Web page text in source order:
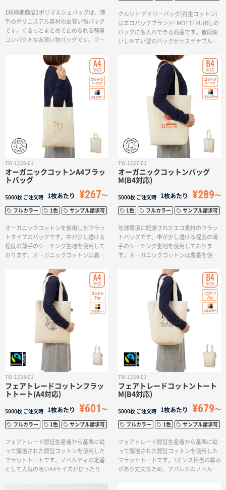
データ入稿ガイド
再注文について
よくあるご質問
名入れグループサイト
【短納期商品】ポリマルシェバッグは、薄
手のポリエステル素材のお買い物バッグ
です。くるっとまとめて止められる軽量
コンパクトなお買い物バッグです。フル
リジナルノベルティにおすすめです。デ
ザインの確定から約2週間でお届けいたし
クルリト デイリーバッグ(再生コットン)
はエコバッグブランド「MOTTERU(R)」の
バッグに名入れできる商品です。普段使
いしやすい型のバッグがサステナブルな
Tシャツなどの縫製品を生産する工程で
出た本来廃棄となる生地の端切れ等を集
め、特殊な加工により再び生地として生
まれ変わった素材です。生産工程で染色
を行っていないため、個々により風合い
が変わりますが、自然の風合いを生かし
たお洒落なエコバッグになりました。環
境に配慮されたテキスタイル生地となり
ます。ゴムバンドが付いているので、く
るくるとたたんでコンパクトに持ち歩く
ことができます。バッグの容量も十分な
ので、ランチタイムの持ち歩きや、お買
いものバッグとしても使いやすいサイズ
です。しっとりなめらかな触り心地の生
地はシワになりにくく、洗濯もできま
す。カラーはナチュラルでベーシックな4
TW-1226-01
オーガニックコットンA4フラッ
トバッグ
5000枚 ご注文時 1枚あたり ¥267
フルカラー 1色 サンプル請求可
オーガニックコットンを使用したフラッ
トタイプのバッグです。中が少し透ける
程度の薄手のシーチング生地を使用して
おります。オーガニックコットンは農薬
配慮されたエコな素材となっておりま
す。ノベルティの定番として人気の高い
A4サイズがぴったり入るマチなしのバッ
グですので、展示会のカタログやショッ
プの購入特典、ブランドブックの配布、
オーガニックショップのバッグとしてな
ど、幅広い用途でご利用いただけます。
てノベルティをお作りされる方にぴった
りな商品です。
TW-1227-01
オーガニックコットンバッグ
M(B4対応)
5000枚 ご注文時 1枚あたり ¥289
1色 フルカラー サンプル請求可
地球環境に配慮されたエコ素材のフラッ
トバッグです。中が少し透ける程度の薄
手のシーチング生地を使用しておりま
す。オーガニックコットンは農薬を使用
れたエコな素材となっております。肩掛
けができ、A4サイズが収納可能なマチ付
のバッグは、アパレルのノベルティや展
示会でのカタログ入れなど幅広い業界に
ご利用いただけます。企業やブランドの
イメージアップを兼ねてノベルティをお
作りされる方にぴったりな商品です。
TW-1228-01
フェアトレードコットンフラッ
トトート(A4対応)
5000枚 ご注文時 1枚あたり ¥601
フルカラー 1色 サンプル請求可
フェアトレード認証生産者から基準に従
って調達された認証コットンを使用した
フラットトートです。ノベルティの定番
として人気の高いA4サイズがぴったり入
TW-1229-01
フェアトレードコットントート
M(B4対応)
5000枚 ご注文時 1枚あたり ¥679
フルカラー 1色 サンプル請求可
フェアトレード認証生産者から基準に従
って調達された認証コットンを使用した
フラットトートです。7オンス相当の厚み
があり丈夫なため、アパレルのノベルテ